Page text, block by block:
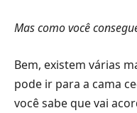
Mas como você
Bem, existem várias
pode ir para a cama
você sabe que vai